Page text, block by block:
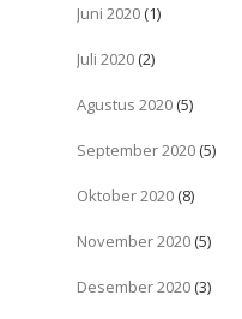
Juni 2020 (1)
Juli 2020 (2)
Agustus 2020 (5)
September 2020 (5)
Oktober 2020 (8)
November 2020 (5)
Desember 2020 (3)